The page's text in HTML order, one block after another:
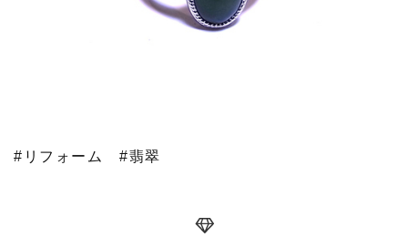
#リフォーム #翡翠